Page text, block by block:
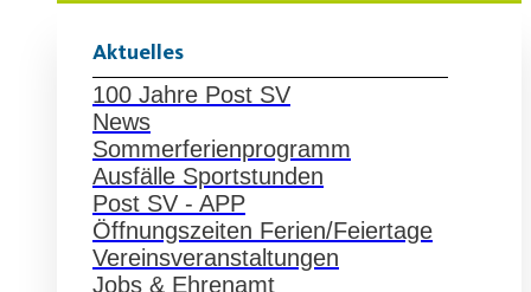
Aktuelles
100 Jahre Post SV
News
Sommerferienprogramm
Ausfälle Sportstunden
Post SV - APP
Öffnungszeiten Ferien/Feiertage
Vereinsveranstaltungen
Jobs & Ehrenamt